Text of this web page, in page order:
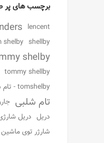
برچسب های پر
lencent
shellby
shelby
shelby
tommy shellby
tomshelby - تام شلبی -
تام شلبی
دریل دریل
شارژر توی ماشین